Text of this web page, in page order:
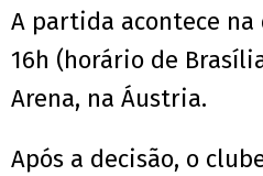
A partida acontece
16h (horário de
Arena, na Áustria.
Após a decisão, o